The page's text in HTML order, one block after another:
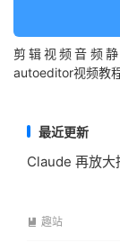
剪辑视频音频
autoeditor视频教
最近更新
Claude 再放
 趣站